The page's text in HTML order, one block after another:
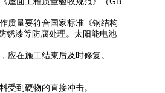
质量要符合国家标准《钢结构
锈漆等防腐处理。太阳能电池
应在施工结束后及时修复。
到硬物的直接冲击。